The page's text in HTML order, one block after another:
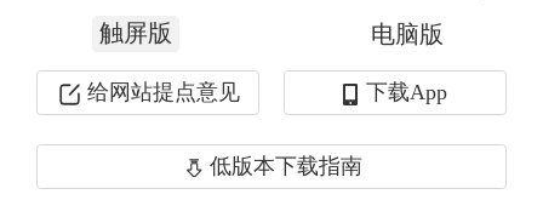
触屏版 电脑版
给网站提点意见 下载App
低版本下载指南